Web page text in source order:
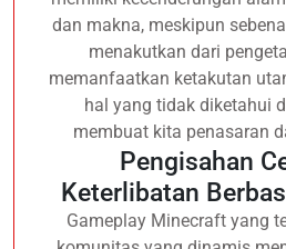
dan makna, meskipun
menakutkan dari
memanfaatkan ketakutan
hal yang tidak diketahui
membuat kita penasaran
Pengisahan
Keterlibatan
Gameplay Minecraft yang